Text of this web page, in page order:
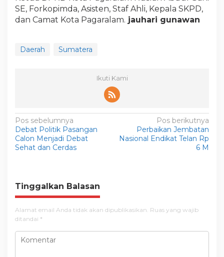
SE, Forkopimda, Asisten, Staf Ahli, Kepala SKPD,
dan Camat Kota Pagaralam. jauhari gunawan
Daerah Sumatera
Ikuti Kami
N
a
v
g
a
s
i
p
Pos sebelumnya
Debat Politik Pasangan
Calon Menjadi Debat
Sehat dan Cerdas
Pos berikutnya
Perbaikan Jembatan
Nasional Endikat Telan Rp
6 M
Tinggalkan Balasan
Alamat email Anda tidak akan dipublikasikan. Ruas yang wajib
ditandai *